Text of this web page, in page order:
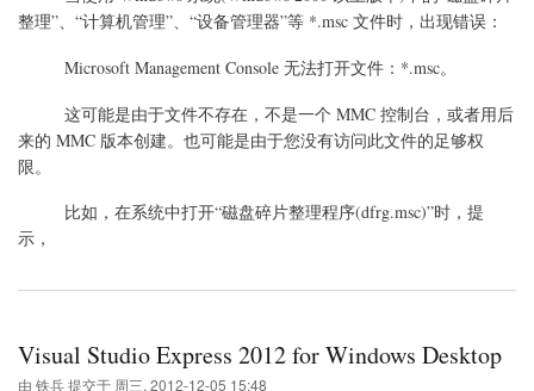
无
打
.msc
文
件
误
整理”、“计算机管理”、“设备管理器”等 *.msc 文件时，出现错误：
Microsoft Management Console 无法打开文件：*.msc。
这可能是由于文件不存在，不是一个 MMC 控制台，或者用后
来的 MMC 版本创建。也可能是由于您没有访问此文件的足够权
限。
比如，在系统中打开“磁盘碎片整理程序(dfrg.msc)”时，提
示，
Visual Studio Express 2012 for Windows Desktop
由 铁兵提交于 周三, 2012-12-05 15:48